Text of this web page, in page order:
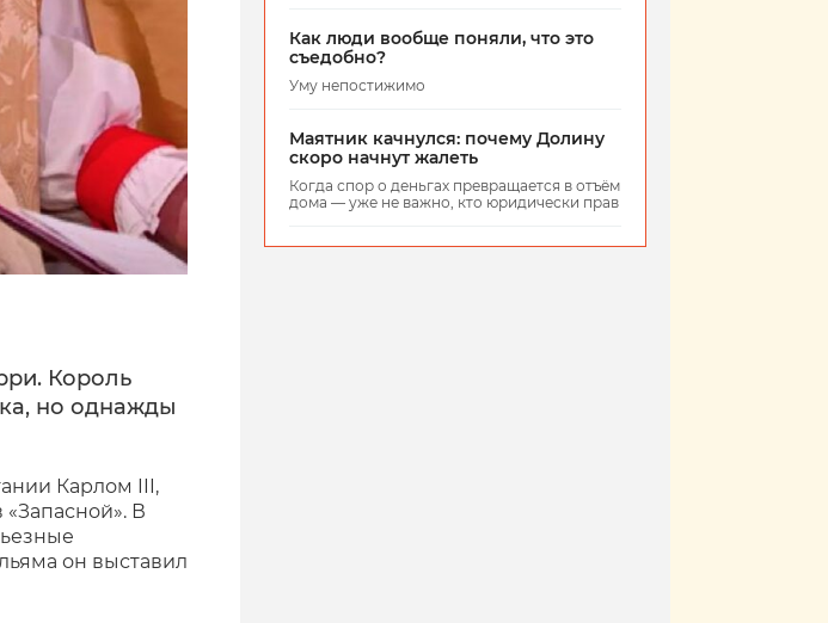
Король
но однажды
Карлом III,
В
он выставил
Как люди вообще поняли, что это
съедобно?
Уму непостижимо
Маятник качнулся: почему Долину
скоро начнут жалеть
Когда спор о деньгах превращается в отъём
дома — уже не важно, кто юридически прав